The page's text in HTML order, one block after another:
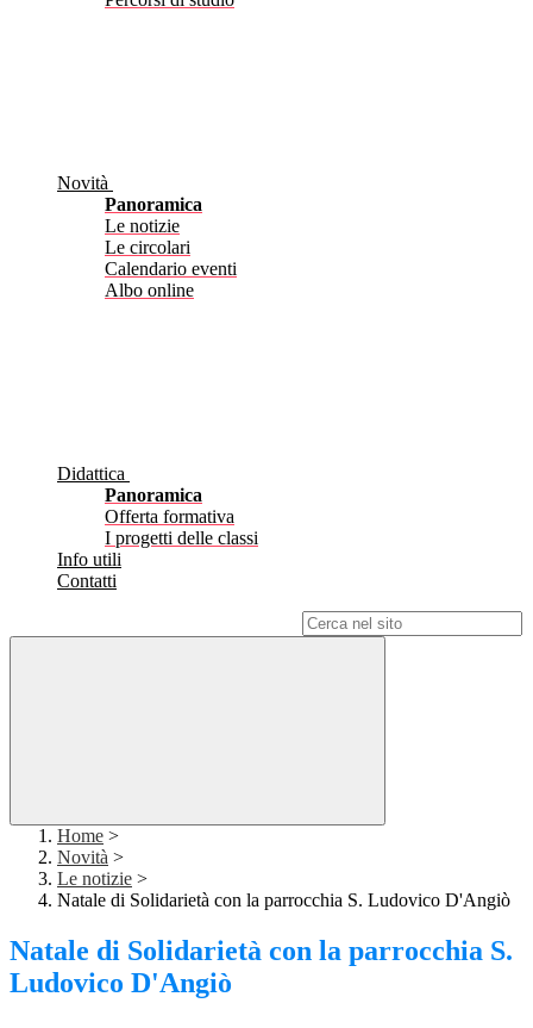
Novità
Panoramica
Le notizie
Le circolari
Calendario eventi
Albo online
Didattica
Panoramica
Offerta formativa
I progetti delle classi
Info utili
Contatti
Home >
Novità >
Le notizie >
Natale di Solidarietà con la parrocchia S. Ludovico D'Angiò
Natale di Solidarietà con la parrocchia S.
Ludovico D'Angiò